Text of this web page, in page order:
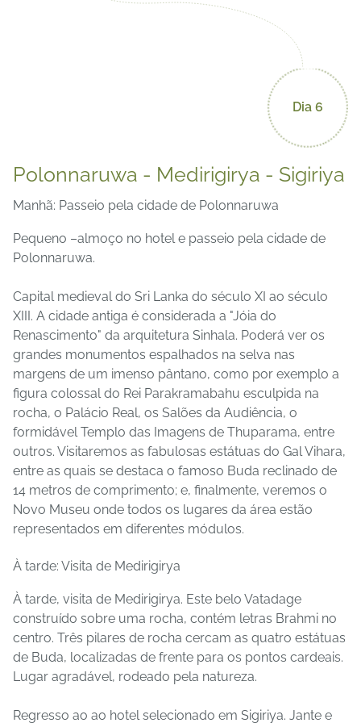
Dia 6
Polonnaruwa - Medirigirya - Sigiriya
Manhã: Passeio pela cidade de Polonnaruwa
Pequeno –almoço no hotel e passeio pela cidade de
Polonnaruwa.
Capital medieval do Sri Lanka do século XI ao século
XIII. A cidade antiga é considerada a "Jóia do
Renascimento" da arquitetura Sinhala. Poderá ver os
grandes monumentos espalhados na selva nas
margens de um imenso pântano, como por exemplo a
figura colossal do Rei Parakramabahu esculpida na
rocha, o Palácio Real, os Salões da Audiência, o
formidável Templo das Imagens de Thuparama, entre
outros. Visitaremos as fabulosas estátuas do Gal Vihara,
entre as quais se destaca o famoso Buda reclinado de
14 metros de comprimento; e, finalmente, veremos o
Novo Museu onde todos os lugares da área estão
representados em diferentes módulos.
À tarde: Visita de Medirigirya
À tarde, visita de Medirigirya. Este belo Vatadage
construído sobre uma rocha, contém letras Brahmi no
centro. Três pilares de rocha cercam as quatro estátuas
de Buda, localizadas de frente para os pontos cardeais.
Lugar agradável, rodeado pela natureza.
Regresso ao ao hotel selecionado em Sigiriya. Jante e